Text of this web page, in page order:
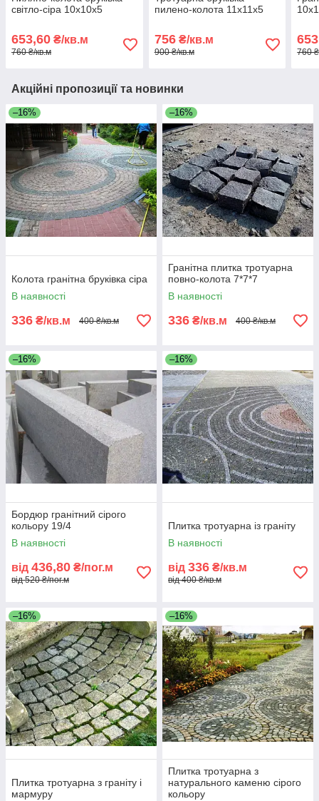
світло-сіра 10х10х5
653,60 ₴/кв.м
760 ₴/кв.м
пилено-колота 11х11х5
756₴/кв.м
900 ₴/кв.м 760
Акційні пропозиції та новинки
–16%
Колота гранітна бруківка сіра
В наявності
336 ₴/кв.м 400 ₴/кв.м
–16%
Гранітна плитка тротуарна
повно-колота 7*7*7
В наявності
336 ₴/кв.м 400 ₴/кв.м
–16%
Бордюр гранітний сірого
кольору 19/4
В наявності
від 436,80 ₴/пог.м
від 520 ₴/пог.м
–16%
Плитка тротуарна із граніту
В наявності
від 336 ₴/кв.м
від 400 ₴/кв.м
–16%
Плитка тротуарна з граніту і
мармуру
–16%
Плитка тротуарна з
натурального каменю сірого
кольору